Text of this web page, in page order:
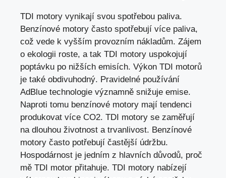
TDI motory vynikají svou spotřebou paliva.
Benzínové motory často spotřebují více paliva,
což vede k vyšším provozním nákladům. Zájem
o ekologii roste, a tak TDI motory uspokojují
poptávku po nižších emisích. Výkon TDI motorů
je také obdivuhodný. Pravidelné používání
AdBlue technologie významně snižuje emise.
Naproti tomu benzínové motory mají tendenci
produkovat více CO2. TDI motory se zaměřují
na dlouhou životnost a trvanlivost. Benzínové
motory často potřebují častější údržbu.
Hospodárnost je jedním z hlavních důvodů, proč
mě TDI motor přitahuje. TDI motory nabízejí